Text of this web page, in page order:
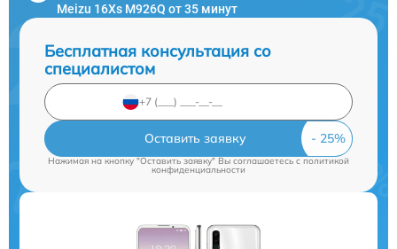
Meizu 16Xs M926Q от 35 минут
Бесплатная консультация со
специалистом
Оставить заявку
Нажимая на кнопку "Оставить заявку" Вы соглашаетесь cполитикой
конфиденциальности